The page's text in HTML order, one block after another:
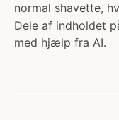
normal shavette,
Dele af indholdet
med hjælp fra AI.